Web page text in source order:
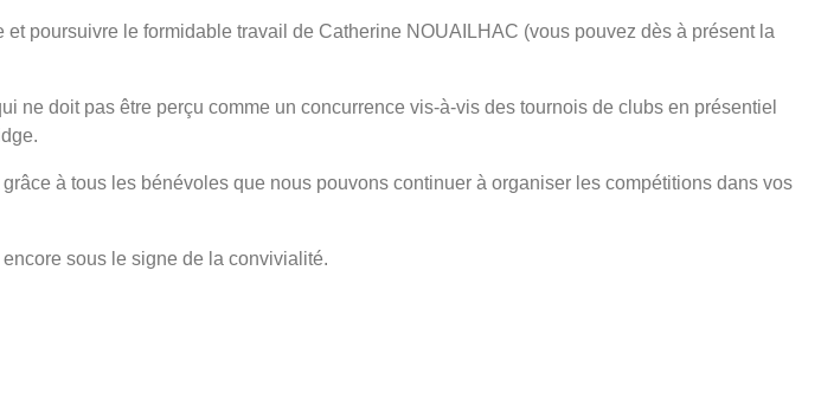
poursuivre le formidable travail de Catherine NOUAILHAC (vous pouvez dès à présent la
doit pas être perçu comme un concurrence vis-à-vis des tournois de clubs en présentiel
à tous les bénévoles que nous pouvons continuer à organiser les compétitions dans vos
sous le signe de la convivialité.